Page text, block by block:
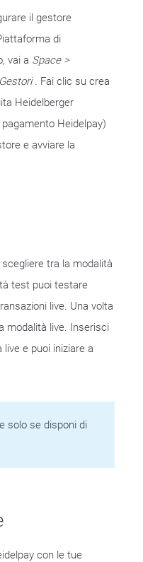
il gestore
di
vai a Space >
. Fai clic su crea
Heidelberger
Heidelpay)
e avviare la
scegliere tra la modalità
test puoi testare
live. Una volta
modalità live. Inserisci
e puoi iniziare a
solo se disponi di
con le tue